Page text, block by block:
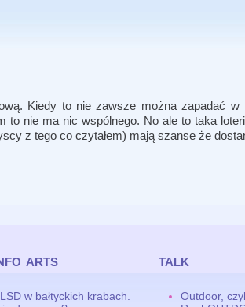
Kiedy to nie zawsze można zapadać w
nie ma nic wspólnego. No ale to taka
z tego co czytałem) mają szanse że
arts
w bałtyckich krabach.
talk
Outdoor,